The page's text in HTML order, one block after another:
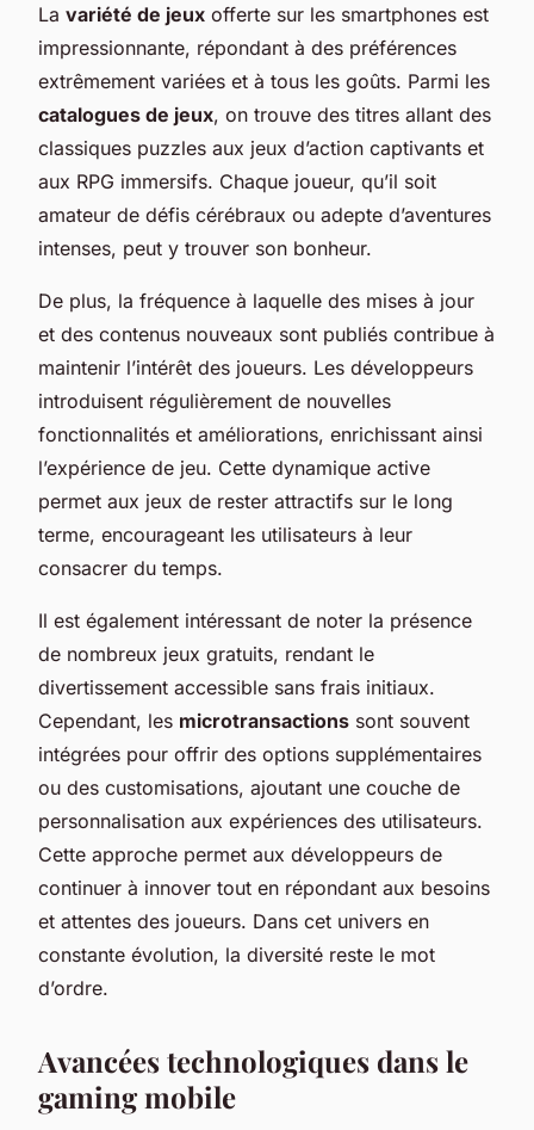
La variété de jeux offerte sur les smartphones est
impressionnante, répondant à des préférences
extrêmement variées et à tous les goûts. Parmi les
catalogues de jeux, on trouve des titres allant des
classiques puzzles aux jeux d’action captivants et
aux RPG immersifs. Chaque joueur, qu’il soit
amateur de défis cérébraux ou adepte d’aventures
intenses, peut y trouver son bonheur.
De plus, la fréquence à laquelle des mises à jour
et des contenus nouveaux sont publiés contribue à
maintenir l’intérêt des joueurs. Les développeurs
introduisent régulièrement de nouvelles
fonctionnalités et améliorations, enrichissant ainsi
l’expérience de jeu. Cette dynamique active
permet aux jeux de rester attractifs sur le long
terme, encourageant les utilisateurs à leur
consacrer du temps.
Il est également intéressant de noter la présence
de nombreux jeux gratuits, rendant le
divertissement accessible sans frais initiaux.
Cependant, les microtransactions sont souvent
intégrées pour offrir des options supplémentaires
ou des customisations, ajoutant une couche de
personnalisation aux expériences des utilisateurs.
Cette approche permet aux développeurs de
continuer à innover tout en répondant aux besoins
et attentes des joueurs. Dans cet univers en
constante évolution, la diversité reste le mot
d’ordre.
Avancées technologiques dans le
gaming mobile